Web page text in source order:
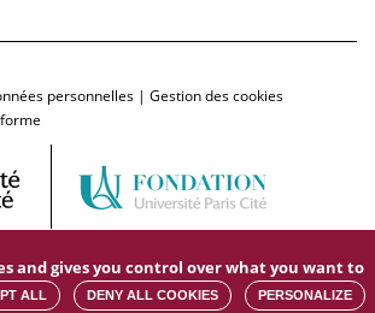
personnelles | Gestion des cookies
and gives you control over what you want to
ALL DENY ALL COOKIES PERSONALIZE